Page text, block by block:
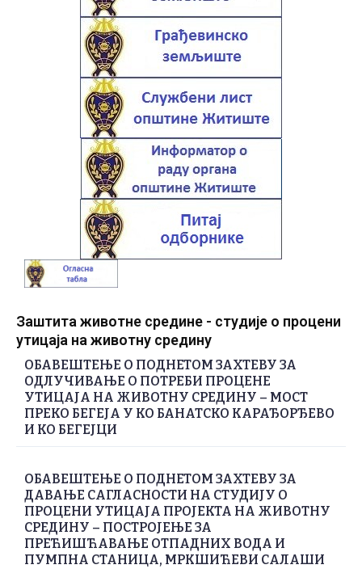
Заштита животне средине - студије о процени
утицаја на животну средину
ОБАВЕШТЕЊЕ О ПОДНЕТОМ ЗАХТЕВУ ЗА
ОДЛУЧИВАЊЕ О ПОТРЕБИ ПРОЦЕНЕ
УТИЦАЈА НА ЖИВОТНУ СРЕДИНУ – МОСТ
ПРЕКО БЕГЕЈА У КО БАНАТСКО КАРАЂОРЂЕВО
И КО БЕГЕЈЦИ
ОБАВЕШТЕЊЕ О ПОДНЕТОМ ЗАХТЕВУ ЗА
ДАВАЊЕ САГЛАСНОСТИ НА СТУДИЈУ О
ПРОЦЕНИ УТИЦАЈА ПРОЈЕКТА НА ЖИВОТНУ
СРЕДИНУ – ПОСТРОЈЕЊЕ ЗА
ПРЕЋИШЋАВАЊЕ ОТПАДНИХ ВОДА И
ПУМПНА СТАНИЦА, МРКШИЋЕВИ САЛАШИ